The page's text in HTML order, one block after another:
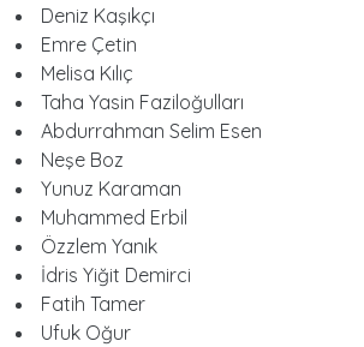
Deniz Kaşıkçı
Emre Çetin
Melisa Kılıç
Taha Yasin Faziloğulları
Abdurrahman Selim Esen
Neşe Boz
Yunuz Karaman
Muhammed Erbil
Özzlem Yanık
İdris Yiğit Demirci
Fatih Tamer
Ufuk Oğur